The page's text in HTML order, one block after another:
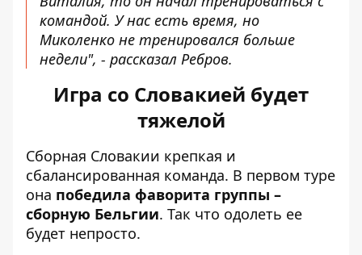
командой. У нас есть время, но
Миколенко не тренировался больше
недели", - рассказал Ребров.
Игра со Словакией будет
тяжелой
Сборная Словакии крепкая и
сбалансированная команда. В первом туре
она победила фаворита группы –
сборную Бельгии. Так что одолеть ее
будет непросто.